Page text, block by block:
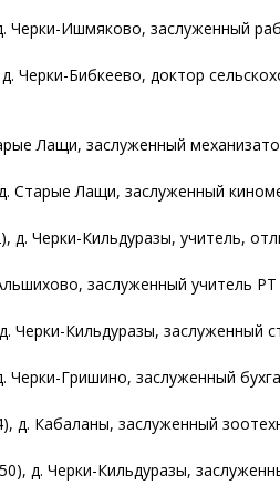
Черки-Ишмяково, заслуженный
Черки-Бибкеево, доктор
Лащи, заслуженный
Старые Лащи, заслуженный
д. Черки-Кильдуразы, учитель,
заслуженный учитель РТ
Черки-Кильдуразы, заслуженный
Гришино, заслуженный
д. Кабаланы, заслуженный
д. Черки-Кильдуразы,